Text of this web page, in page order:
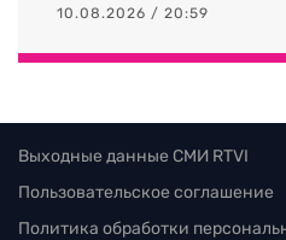
10.08.2026 / 20:59
Выходные данные СМИ RTVI
Пользовательское соглашение
Политика обработки